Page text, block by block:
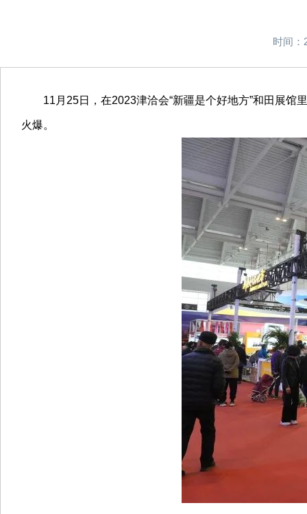
时间：
11月25日，在2023津洽会“新疆是个好地方”和田展馆
火爆。